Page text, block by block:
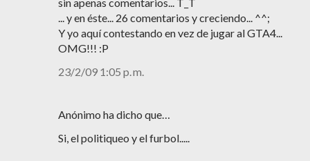
... y en éste... 26 comentarios y creciendo... ^^;
Y yo aquí contestando en vez de jugar al GTA4...
OMG!!! :P
23/2/09 1:05 p. m.
Anónimo ha dicho que…
Si, el politiqueo y el furbol.....